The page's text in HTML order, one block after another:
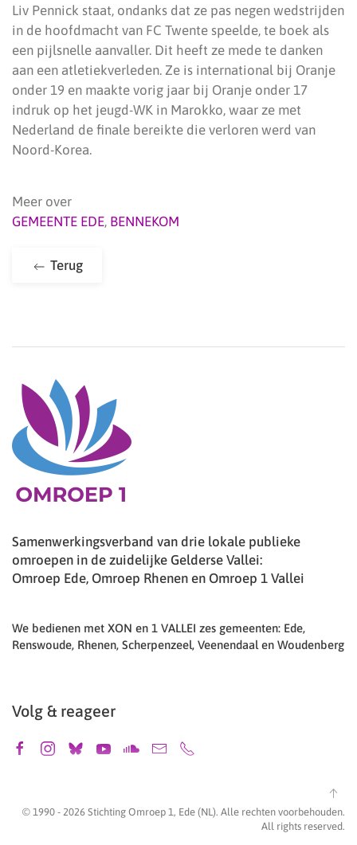
Liv Pennick staat, ondanks dat ze pas negen wedstrijden
in de hoofdmacht van FC Twente speelde, te boek als
een pijlsnelle aanvaller. Dit heeft ze mede te danken
aan een atletiekverleden. Ze is international bij Oranje
onder 19 en maakte vorig jaar bij Oranje onder 17
indruk op het jeugd-WK in Marokko, waar ze met
Nederland de finale bereikte die verloren werd van
Noord-Korea.
Meer over
GEMEENTE EDE, BENNEKOM
Terug
Samenwerkingsverband van drie lokale publieke
omroepen in de zuidelijke Gelderse Vallei:
Omroep Ede, Omroep Rhenen en Omroep 1 Vallei
We bedienen met XON en 1 VALLEI zes gemeenten: Ede,
Renswoude, Rhenen, Scherpenzeel, Veenendaal en Woudenberg
Volg & reageer
© 1990 - 2026 Stichting Omroep 1, Ede (NL). Alle rechten voorbehouden.
All rights reserved.